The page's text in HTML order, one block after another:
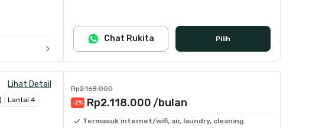
Pilih
Chat Rukita
Lihat Detail
Lantai 4
Rp2.168.000
-2% Rp2.118.000 /bulan
Termasuk internet/wifi, air, laundry, cleaning